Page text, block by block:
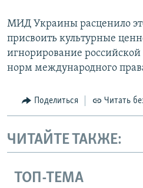
МИД Украины расценило
присвоить культурные
игнорирование
норм международного
Поделиться Читать
ЧИТАЙТЕ ТАКЖЕ:
ТОП-ТЕМА